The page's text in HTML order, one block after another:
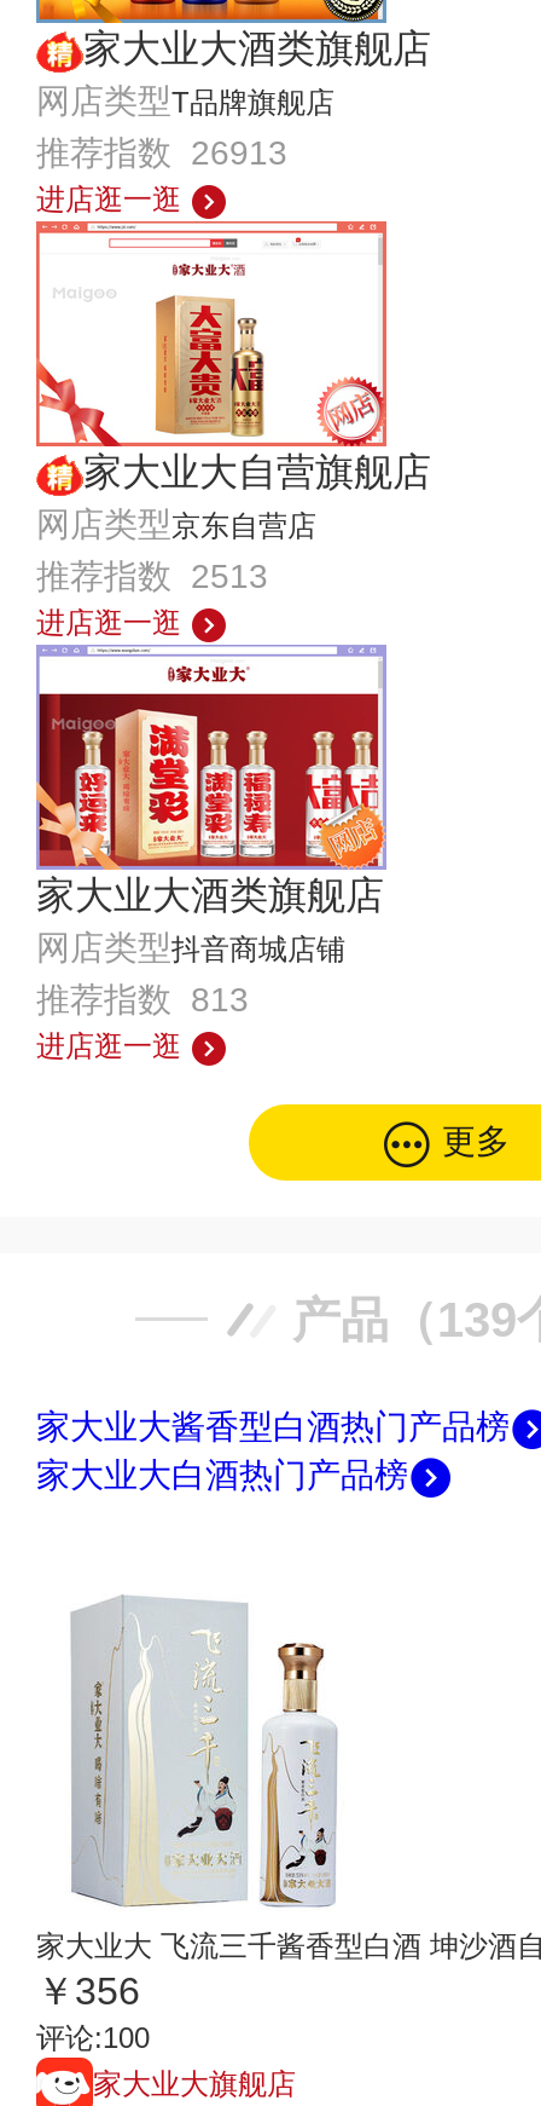
家大业大酒类旗舰店
网店类型T品牌旗舰店
推荐指数 26913
进店逛一逛
家大业大自营旗舰店
网店类型京东自营店
推荐指数 2513
进店逛一逛
家大业大酒类旗舰店
网店类型抖音商城店铺
推荐指数 813
进店逛一逛
更多
产品（139
家大业大酱香型白酒热门产品榜
家大业大白酒热门产品榜
家大业大 飞流三千酱香型白酒 坤沙酒
￥356
评论:100
家大业大旗舰店